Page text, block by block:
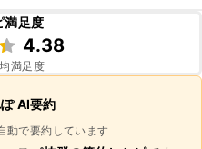
満足度
4.38
満足度
AI要約
動で要約しています